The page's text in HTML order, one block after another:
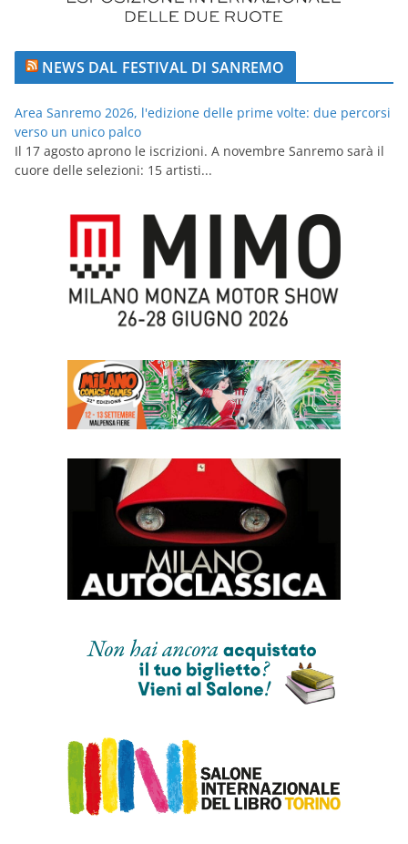
NEWS DAL FESTIVAL DI SANREMO
Area Sanremo 2026, l'edizione delle prime volte: due percorsi
verso un unico palco
Il 17 agosto aprono le iscrizioni. A novembre Sanremo sarà il
cuore delle selezioni: 15 artisti...